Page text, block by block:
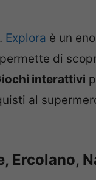
Explora è un
di
interattivi
al
Ercolano,